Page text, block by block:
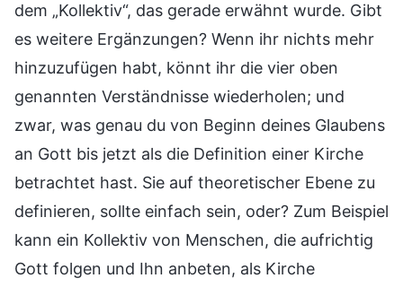
dem „Kollektiv“, das gerade erwähnt wurde. Gibt
es weitere Ergänzungen? Wenn ihr nichts mehr
hinzuzufügen habt, könnt ihr die vier oben
genannten Verständnisse wiederholen; und
zwar, was genau du von Beginn deines Glaubens
an Gott bis jetzt als die Definition einer Kirche
betrachtet hast. Sie auf theoretischer Ebene zu
definieren, sollte einfach sein, oder? Zum Beispiel
kann ein Kollektiv von Menschen, die aufrichtig
Gott folgen und Ihn anbeten, als Kirche